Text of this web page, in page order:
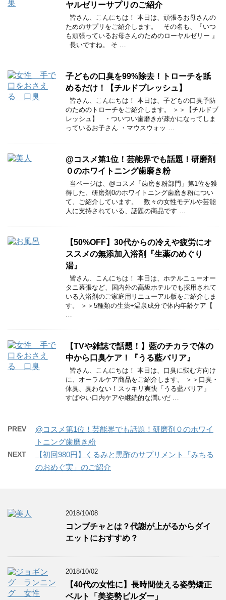
ヤルゼリーサプリのご紹介
皆さん、こんにちは！ 本日は、頑張るお母さんの
ためのサプリをご紹介します。 その名も、『いつ
も頑張っているお母さんのためのローヤルゼリー 』
長いですね。 そ …
子どもの口臭を99%除去！トローチを舐
めるだけ！【チルドブレッシュ】
皆さん、こんにちは！ 本日は、子どもの口臭予防
のためのトローチをご紹介します。 ＞＞【チルドブ
レッシュ】 ・ついつい歯磨きが疎かになってしま
っているお子さん ・マウスウォッ …
@コスメ第1位！芸能界でも話題！研磨剤
０のホワイトニング歯磨き粉
当ページは、@コスメ「歯磨き粉部門」第1位を獲
得した、研磨剤0のホワイトニング歯磨き粉につい
て、ご紹介しています。 数々の女性モデルや芸能
人に支持されている、話題の商品です …
【50%OFF】30代からの冷えや疲労にオ
ススメの無添加入浴剤『生薬のめぐり
湯』
皆さん、こんにちは！ 本日は、ホテルニューオー
タニ幕張など、国内外の高級ホテルでも採用されて
いる入浴剤のご家庭用リニューアル版をご紹介しま
す。 ＞＞5種類の生薬+温泉成分で体内年齢ケア【
【TVや雑誌で話題！】藍のチカラで体の
中から口臭ケア！『うる藍バリア』
皆さん、こんにちは！ 本日は、口臭に悩む方向け
に、オーラルケア商品をご紹介します。 ＞＞口臭・
体臭、臭わない！スッキリ爽快「うる藍バリア」
すばやい口内ケアや継続的な潤いだ …
PREV
@コスメ第1位！芸能界でも話題！研磨剤０のホワイ
トニング歯磨き粉
NEXT
【初回980円】くるみと黒酢のサプリメント「みちる
のおめぐ実」のご紹介
2018/10/08
コンブチャとは？代謝が上がるからダイ
エットにおすすめ？
2018/10/02
【40代の女性に】長時間使える姿勢矯正
ベルト「美姿勢ビルダー」